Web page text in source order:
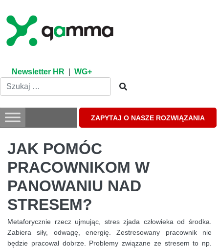
content
Newsletter HR WG+
ZAPYTAJ O NASZE ROZWIĄZANIA
JAK POMÓC
PRACOWNIKOM W
PANOWANIU NAD
STRESEM?
Metaforycznie rzecz ujmując, stres zjada człowieka od środka.
Zabiera siły, odwagę, energię. Zestresowany pracownik nie
będzie pracował dobrze. Problemy związane ze stresem to np.